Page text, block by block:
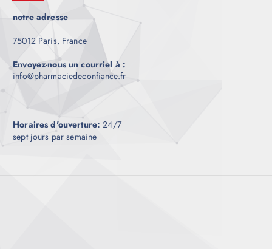
notre adresse
75012 Paris, France
Envoyez-nous un courriel à :
info@pharmaciedeconfiance.fr
Horaires d'ouverture: 24/7
sept jours par semaine